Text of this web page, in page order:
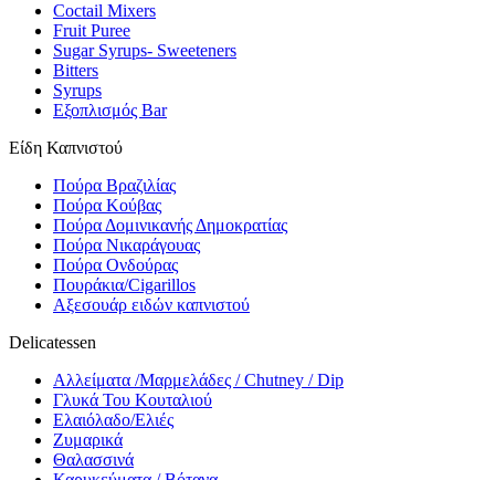
Coctail Mixers
Fruit Puree
Sugar Syrups- Sweeteners
Bitters
Syrups
Εξοπλισμός Bar
Είδη Καπνιστού
Πούρα Βραζιλίας
Πούρα Κούβας
Πούρα Δομινικανής Δημοκρατίας
Πούρα Νικαράγουας
Πούρα Ονδούρας
Πουράκια/Cigarillos
Αξεσουάρ ειδών καπνιστού
Delicatessen
Αλλείματα /Μαρμελάδες / Chutney / Dip
Γλυκά Του Κουταλιού
Ελαιόλαδο/Ελιές
Ζυμαρικά
Θαλασσινά